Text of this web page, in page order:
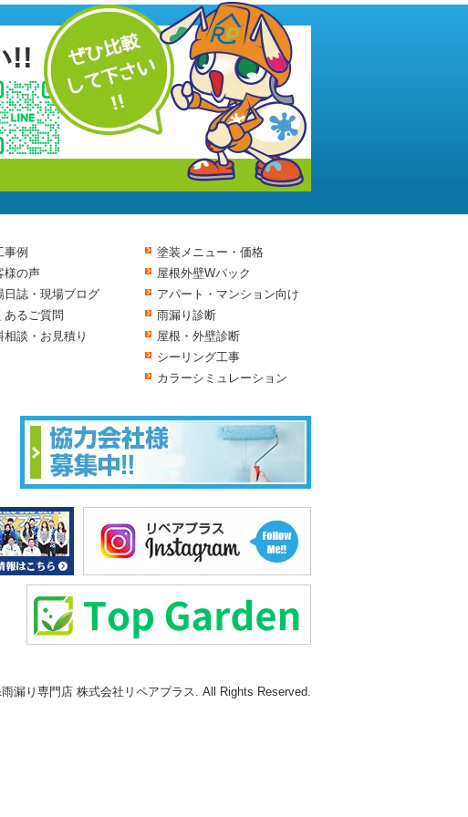
!!
事例
様の声
日誌・現場ブログ
あるご質問
相談・お見積り
塗装メニュー・価格
屋根外壁Wパック
アパート・マンション向け
雨漏り診断
屋根・外壁診断
シーリング工事
カラーシミュレーション
漏り専門店 株式会社リペアプラス. All Rights Reserved.